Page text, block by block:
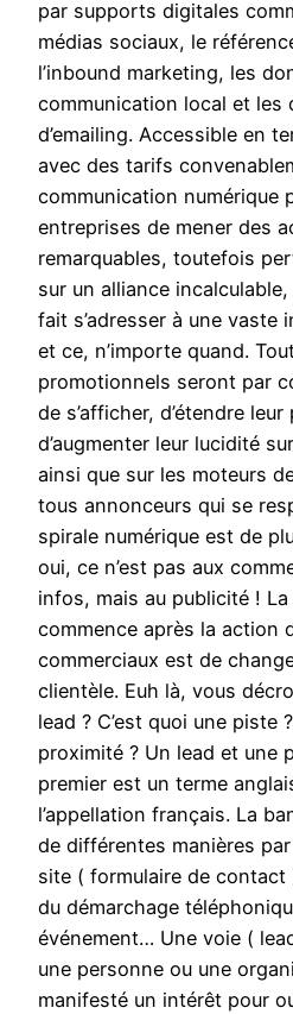
par supports digitales
médias sociaux, le
l’inbound marketing, les
communication local et les
d’emailing. Accessible en
avec des tarifs
communication numérique
entreprises de mener des
remarquables, toutefois
sur un alliance
fait s’adresser à une vaste
et ce, n’importe quand.
promotionnels seront par
de s’afficher, d’étendre
d’augmenter leur lucidité
ainsi que sur les moteurs
tous annonceurs qui se
spirale numérique est de
oui, ce n’est pas aux
infos, mais au publicité !
commence après la action
commerciaux est de
clientèle. Euh là, vous
lead ? C’est quoi une piste
proximité ? Un lead et une
premier est un terme
l’appellation français. La
de différentes manières
site ( formulaire de contact
du démarchage
événement… Une voie (
une personne ou une
manifesté un intérêt pour